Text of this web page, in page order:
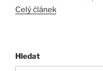
Celý článek
Hledat